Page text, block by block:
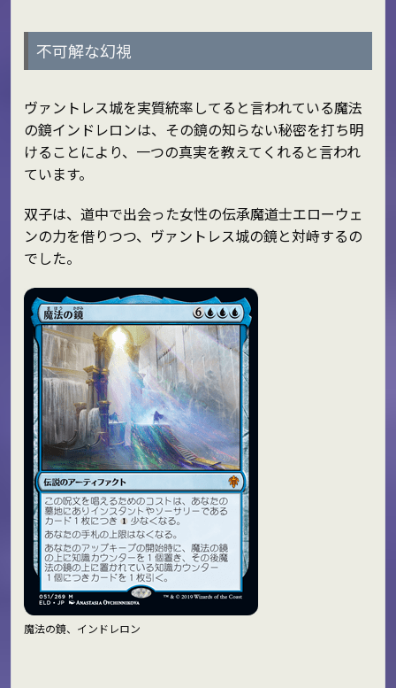
不可解な幻視
ヴァントレス城を実質統率してると言われている魔法
の鏡インドレロンは、その鏡の知らない秘密を打ち明
けることにより、一つの真実を教えてくれると言われ
ています。
双子は、道中で出会った女性の伝承魔道士エローウェ
ンの力を借りつつ、ヴァントレス城の鏡と対峙するの
でした。
魔法の鏡、インドレロン